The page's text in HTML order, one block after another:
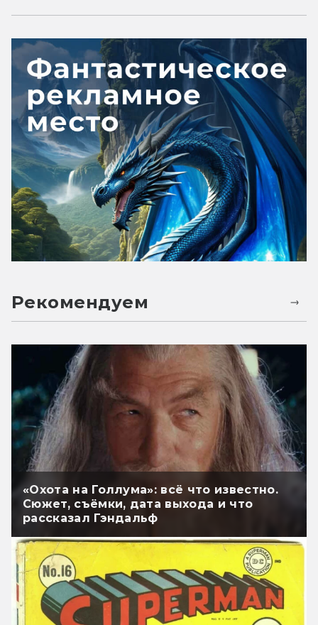
Рекомендуем
«Охота на Голлума»: всё что известно.
Сюжет, съёмки, дата выхода и что
рассказал Гэндальф